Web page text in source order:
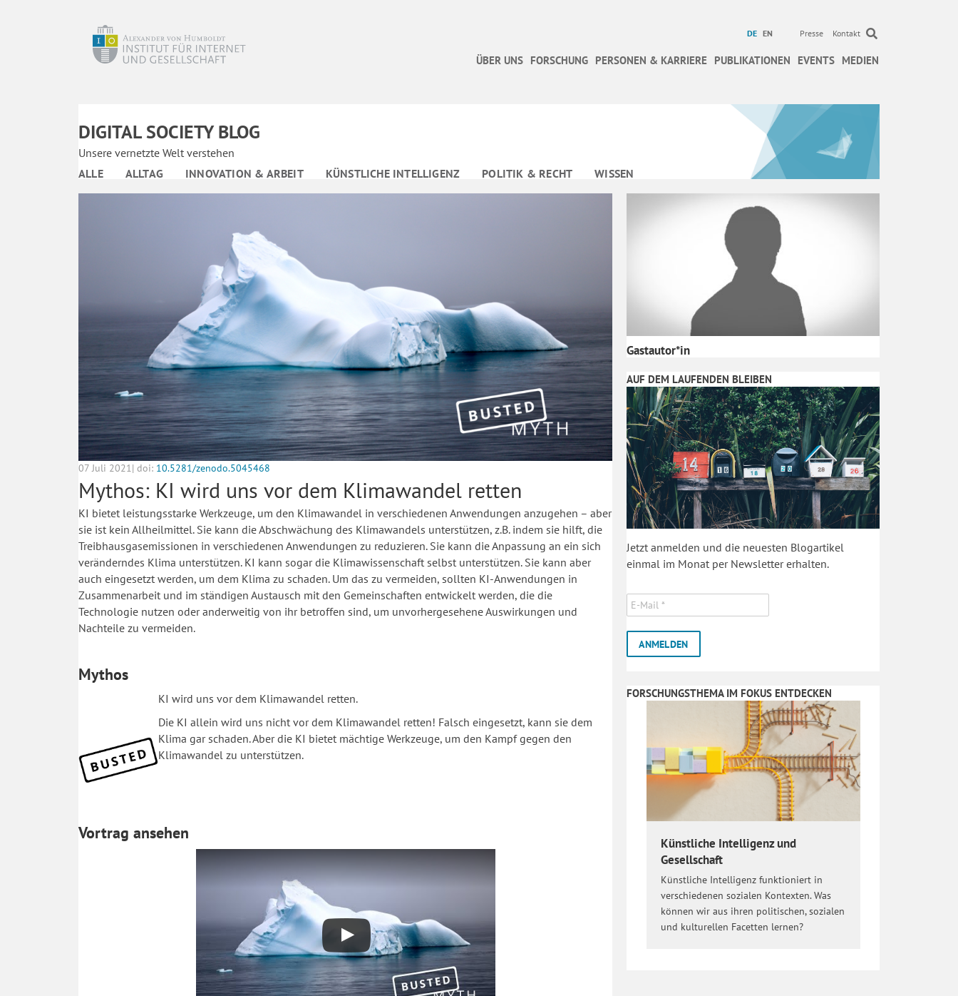
DE EN Presse Kontakt
ÜBER UNS FORSCHUNG PERSONEN & KARRIERE PUBLIKATIONEN EVENTS MEDIEN
DIGITAL SOCIETY BLOG
Unsere vernetzte Welt verstehen
ALLE
ALLTAG INNOVATION & ARBEIT KÜNSTLICHE INTELLIGENZ POLITIK & RECHT WISSEN
07 Juli 2021| doi: 10.5281/zenodo.5045468
Mythos: KI wird uns vor dem Klimawandel retten
KI bietet leistungsstarke Werkzeuge, um den Klimawandel in verschiedenen Anwendungen anzugehen – aber
sie ist kein Allheilmittel. Sie kann die Abschwächung des Klimawandels unterstützen, z.B. indem sie hilft, die
Treibhausgasemissionen in verschiedenen Anwendungen zu reduzieren. Sie kann die Anpassung an ein sich
veränderndes Klima unterstützen. KI kann sogar die Klimawissenschaft selbst unterstützen. Sie kann aber
auch eingesetzt werden, um dem Klima zu schaden. Um das zu vermeiden, sollten KI-Anwendungen in
Zusammenarbeit und im ständigen Austausch mit den Gemeinschaften entwickelt werden, die die
Technologie nutzen oder anderweitig von ihr betroffen sind, um unvorhergesehene Auswirkungen und
Nachteile zu vermeiden.
Mythos
KI wird uns vor dem Klimawandel retten.
Die KI allein wird uns nicht vor dem Klimawandel retten! Falsch eingesetzt, kann sie dem
Klima gar schaden. Aber die KI bietet mächtige Werkzeuge, um den Kampf gegen den
Klimawandel zu unterstützen.
Vortrag ansehen
Gastautor*in
AUF DEM LAUFENDEN BLEIBEN
Jetzt anmelden und die neuesten Blogartikel
einmal im Monat per Newsletter erhalten.
FORSCHUNGSTHEMA IM FOKUS ENTDECKEN
Künstliche Intelligenz und
Gesellschaft
Künstliche Intelligenz funktioniert in
verschiedenen sozialen Kontexten. Was
können wir aus ihren politischen, sozialen
und kulturellen Facetten lernen?